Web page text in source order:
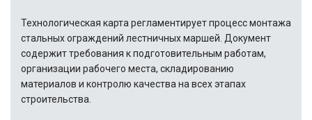
Технологическая карта регламентирует процесс монтажа
стальных ограждений лестничных маршей. Документ
содержит требования к подготовительным работам,
организации рабочего места, складированию
материалов и контролю качества на всех этапах
строительства.